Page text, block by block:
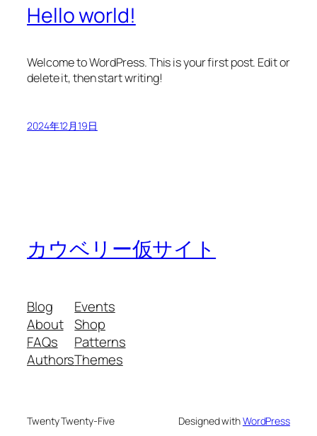
Hello world!
Welcome to WordPress. This is your first post. Edit or
delete it, then start writing!
2024年12月19日
カウベリー仮サイト
Blog
About
FAQs
Authors
Events
Shop
Patterns
Themes
Twenty Twenty-Five Designed withWordPress